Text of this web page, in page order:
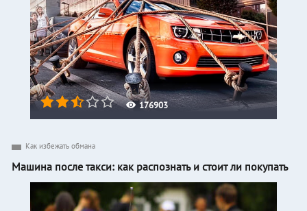
176903
Как избежать обмана
Машина после такси: как распознать и стоит ли покупать